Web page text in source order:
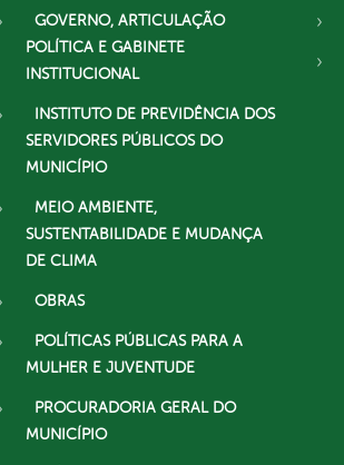
GOVERNO, ARTICULAÇÃO
POLÍTICA E GABINETE
INSTITUCIONAL
INSTITUTO DE PREVIDÊNCIA DOS
SERVIDORES PÚBLICOS DO
MUNICÍPIO
MEIO AMBIENTE,
SUSTENTABILIDADE E MUDANÇA
DE CLIMA
OBRAS
POLÍTICAS PÚBLICAS PARA A
MULHER E JUVENTUDE
PROCURADORIA GERAL DO
MUNICÍPIO